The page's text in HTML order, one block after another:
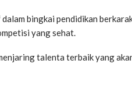
bingkai pendidikan
yang sehat.
talenta terbaik yang